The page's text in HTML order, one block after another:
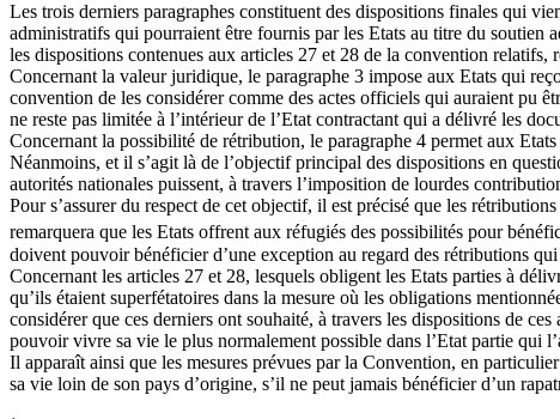
Les trois derniers paragraphes constituent des dispositions finales qui
administratifs qui pourraient être fournis par les Etats au titre du
les dispositions contenues aux articles 27 et 28 de la convention
Concernant la valeur juridique, le paragraphe 3 impose aux Etats qui
convention de les considérer comme des actes officiels qui auraient pu
ne reste pas limitée à l’intérieur de l’Etat contractant qui a délivré les
Concernant la possibilité de rétribution, le paragraphe 4 permet aux
Néanmoins, et il s’agit là de l’objectif principal des dispositions en
autorités nationales puissent, à travers l’imposition de lourdes
Pour s’assurer du respect de cet objectif, il est précisé que les
remarquera que les Etats offrent aux réfugiés des possibilités pour
doivent pouvoir bénéficier d’une exception au regard des rétributions qui
Concernant les articles 27 et 28, lesquels obligent les Etats parties à
qu’ils étaient superfétatoires dans la mesure où les obligations
considérer que ces derniers ont souhaité, à travers les dispositions de
pouvoir vivre sa vie le plus normalement possible dans l’Etat partie qui
Il apparaît ainsi que les mesures prévues par la Convention, en
sa vie loin de son pays d’origine, s’il ne peut jamais bénéficier d’un